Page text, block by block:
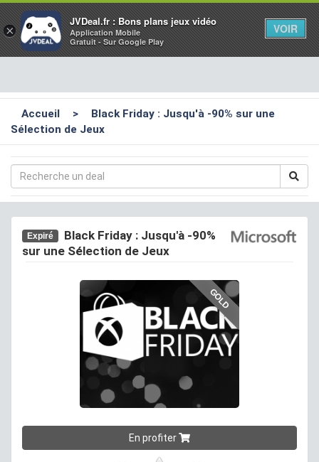
×
JVDeal.fr : Bons plans jeux vidéo
Application Mobile
Gratuit - Sur Google Play
VOIR
Accueil >
Black Friday : Jusqu'à -90% sur une
Sélection de Jeux
Expiré
Black Friday : Jusqu'à -90%
sur une Sélection de Jeux
GOLD
En profiter